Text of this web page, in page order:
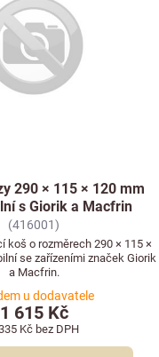
290 × 115 × 120 mm
s Giorik a Macfrin
(416001)
koš o rozměrech 290 × 115 ×
se zařízeními značek Giorik
a Macfrin.
u dodavatele
1 615 Kč
Kč bez DPH